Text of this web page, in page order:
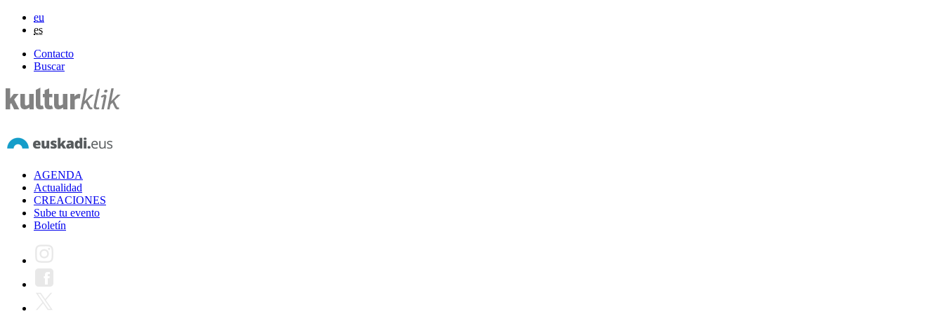
eu
es
Contacto
Buscar
AGENDA
Actualidad
CREACIONES
Sube tu evento
Boletín